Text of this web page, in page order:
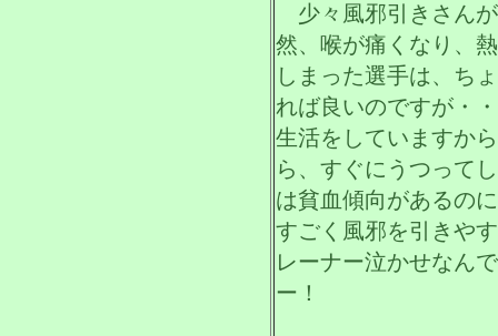
少々風邪引きさん
然、喉が痛くなり、
しまった選手は、ち
れば良いのですが・
生活をしていますか
ら、すぐにうつって
は貧血傾向があるの
すごく風邪を引きや
レーナー泣かせなん
ー！